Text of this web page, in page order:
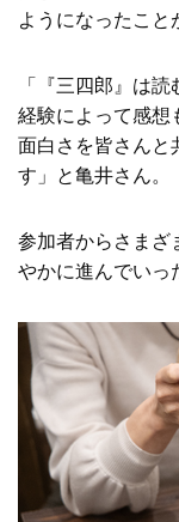
ようになったこと
「『三四郎』は
経験によって感想
面白さを皆さんと
す」と亀井さん。
参加者からさまざ
やかに進んでいっ